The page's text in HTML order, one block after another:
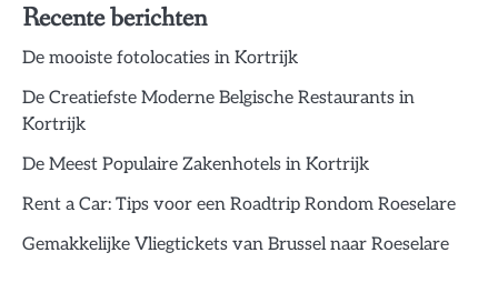
Recente berichten
De mooiste fotolocaties in Kortrijk
De Creatiefste Moderne Belgische Restaurants in
Kortrijk
De Meest Populaire Zakenhotels in Kortrijk
Rent a Car: Tips voor een Roadtrip Rondom Roeselare
Gemakkelijke Vliegtickets van Brussel naar Roeselare